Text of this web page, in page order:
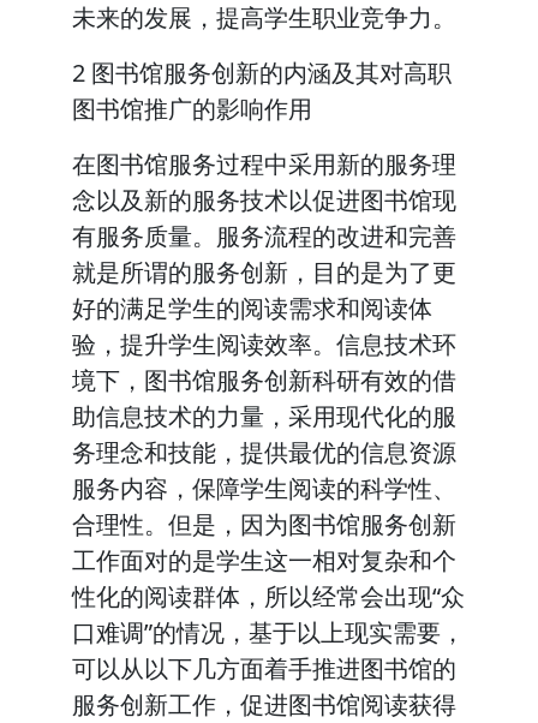
未来的发展，提高学生职业竞争力。
2 图书馆服务创新的内涵及其对高职
图书馆推广的影响作用
在图书馆服务过程中采用新的服务理
念以及新的服务技术以促进图书馆现
有服务质量。服务流程的改进和完善
就是所谓的服务创新，目的是为了更
好的满足学生的阅读需求和阅读体
验，提升学生阅读效率。信息技术环
境下，图书馆服务创新科研有效的借
助信息技术的力量，采用现代化的服
务理念和技能，提供最优的信息资源
服务内容，保障学生阅读的科学性、
合理性。但是，因为图书馆服务创新
工作面对的是学生这一相对复杂和个
性化的阅读群体，所以经常会出现“众
口难调”的情况，基于以上现实需要，
可以从以下几方面着手推进图书馆的
服务创新工作，促进图书馆阅读获得